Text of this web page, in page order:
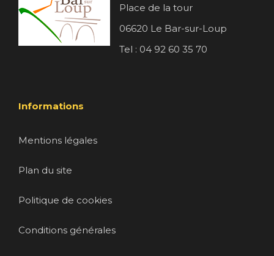
Place de la tour
06620 Le Bar-sur-Loup
Tel : 04 92 60 35 70
Informations
Mentions légales
Plan du site
Politique de cookies
Conditions générales